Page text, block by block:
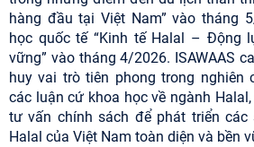
hàng đầu tại Việt Nam” vào tháng
học quốc tế “Kinh tế Halal – Động
vững” vào tháng 4/2026. ISAWAAS
huy vai trò tiên phong trong nghiên
các luận cứ khoa học về ngành
tư vấn chính sách để phát triển các
Halal của Việt Nam toàn diện và bền